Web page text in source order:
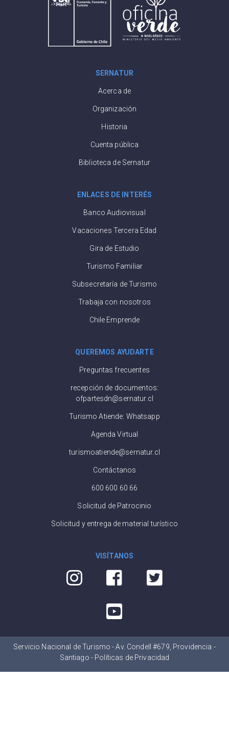
SERNATUR
Acerca de
Organización
Historia
Cuenta pública
Biblioteca de Sernatur
ENLACES DE INTERÉS
Banco Audiovisual
Vacaciones Tercera Edad
Gira de Estudio
Turismo Familiar
Subsecretaría de Turismo
Trabaja con nosotros
Chile Emprende
QUEREMOS AYUDARTE
Preguntas frecuentes
recepción de documentos:
ofpartesdn@sernatur.cl
Turismo Atiende: Whatsapp
Agenda Virtual
turismoatiende@sernatur.cl
Contáctanos
600 600 60 66
Solicitud de Patrocinio
Solicitud y entrega de material turístico
VISÍTANOS
Servicio Nacional de Turismo - Av. Condell #679, Providencia -
Santiago - Políticas de Privacidad